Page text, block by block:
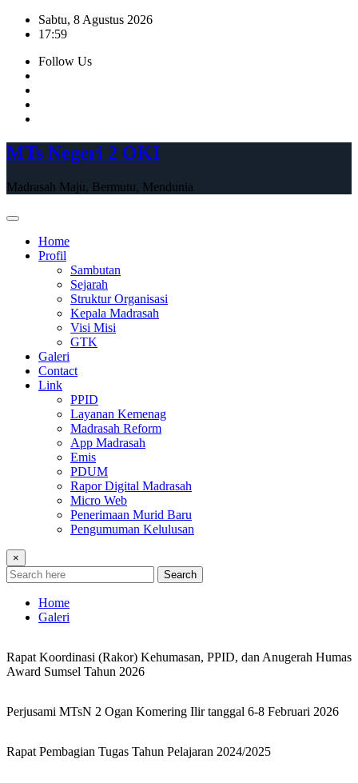
Skip
Sabtu, 8 Agustus 2026
17:59
Follow Us
MTs Negeri 2 OKI
Madrasah Maju, Bermutu, Mendunia
Home
Profil
Sambutan
Sejarah
Struktur Organisasi
Kepala Madrasah
Visi Misi
GTK
Galeri
Contact
Link
PPID
Layanan Kemenag
Madrasah Reform
App Madrasah
Emis
PDUM
Rapor Digital Madrasah
Micro Web
Penerimaan Murid Baru
Pengumuman Kelulusan
×
Search
Home
Galeri
Rapat Koordinasi (Rakor) Kehumasan, PPID, dan Anugerah Humas
Award Sumsel Tahun 2026
Perjusami MTsN 2 Ogan Komering Ilir tanggal 6-8 Februari 2026
Rapat Pembagian Tugas Tahun Pelajaran 2024/2025